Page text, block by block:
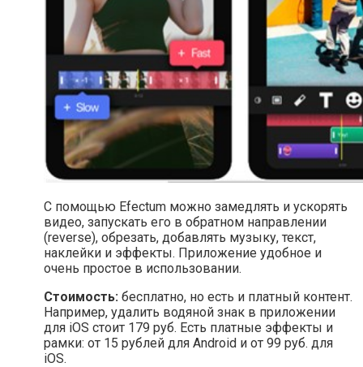
С помощью Efectum можно замедлять и ускорять
видео, запускать его в обратном направлении
(reverse), обрезать, добавлять музыку, текст,
наклейки и эффекты. Приложение удобное и
очень простое в использовании.
Стоимость: бесплатно, но есть и платный контент.
Например, удалить водяной знак в приложении
для iOS стоит 179 руб. Есть платные эффекты и
рамки: от 15 рублей для Android и от 99 руб. для
iOS.